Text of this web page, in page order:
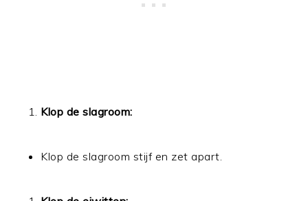
Klop de slagroom:
Klop de slagroom stijf en zet apart.